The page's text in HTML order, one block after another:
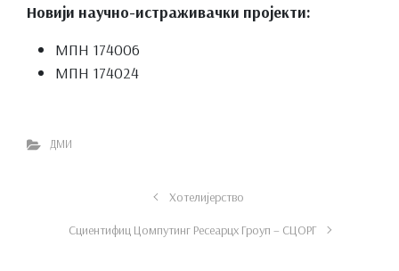
Новији научно-истраживачки пројекти:
МПН 174006
МПН 174024
ДМИ
Хотелијерство
Сциентифиц Цомпутинг Ресеарцх Гроуп – СЦОРГ